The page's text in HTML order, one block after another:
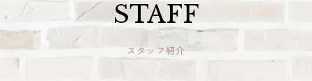
STAFF
スタッフ紹介